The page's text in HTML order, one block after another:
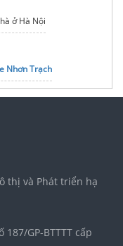
ở Hà Nội
Nhơn Trạch
thị và Phát triển hạ
GP-BTTTT cấp